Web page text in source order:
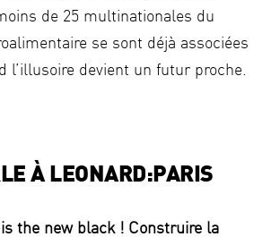
de 25 multinationales du
se sont déjà associées
l’illusoire devient un futur proche.
À LEONARD:PARIS
the new black ! Construire la